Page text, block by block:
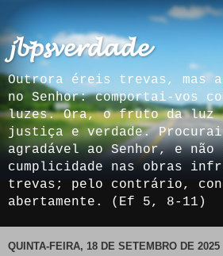
𝓳𝓫𝓹𝓼𝓿𝓮𝓻𝓭𝓪𝓭𝓮
Outrora éreis trevas, mas
no Senhor: comportai-vos
luzes. Ora, o fruto da luz
justiça e verdade.
agradável ao Senhor, e não
cumplicidade nas obras
trevas; pelo contrário,
abertamente. (Ef 5, 8-11)
QUINTA-FEIRA, 18 DE SETEMBRO DE 2025